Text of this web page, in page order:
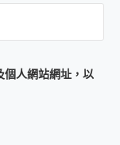
個人網站網址，以